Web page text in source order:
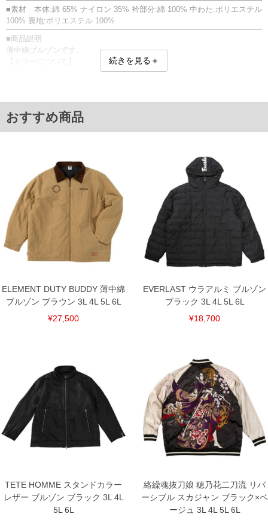
■素材 本体:綿 65% ナイロン 35% 衿部分:綿 100% 中わた:ポリエステル
100% 裏地:ポリエステル 100%
■商品説明
薄中綿ブルゾンです。
(2)ブラック：ネイビーに近いブラックカラーです。
があります。
3L/146/80/144/60/64
4L/156/82/154/62/65
5L/166/84/164/64/66
6L/176/86/174/66/67
単位はcm
※【返品交換について】
返品交換希望の方は、商品到着後1週間以内にご連絡ください。
下着(肌着)やワイシャツは商品の性質上、返品交換不可とさせて頂いております。予め
ご了承くださいませ。
備考欄に股下●cmとご記入下さい。（裾上げ無料対象商品は1本につき税込6,000円以
上の品が対象。1本5,999円以下の商品は有料（500円+税）となります。）
出荷まで約1週間～20日間程お時間を頂く場合がございます。
尚、裾上げした商品は返品・交換不可となりますので、予めご了承下さい。
一部、お直しに対応出来ない商品がございます。(例：裾にファスナーや調節ひもが付
ンピュータ画面）によって、商品の色味が若干異なる場合がございます。予めご了承
※当店での掲載商品は、実店鋪と在庫を共用しておりますので店頭での売り違い、店
舗からのお取り寄せ等により、お客様にご迷惑をお掛けしてしまう場合がございま
す。そのようなことがない様最大限に努めておりますが、もしあった場合速やかにご
連絡させて頂きますので予めご了承ください。
DETAIL
続きを見る＋
おすすめ商品
ELEMENT DUTY BUDDY 薄中綿
ブルゾン ブラウン 3L 4L 5L 6L
¥27,500
EVERLAST ウラアルミ ブルゾン
ブラック 3L 4L 5L 6L
¥18,700
TETE HOMME スタンドカラー
レザー ブルゾン ブラック 3L 4L
5L 6L
絡繰魂抜刀娘 穂乃花二刀流 リバ
ーシブル スカジャン ブラック×ベ
ージュ 3L 4L 5L 6L